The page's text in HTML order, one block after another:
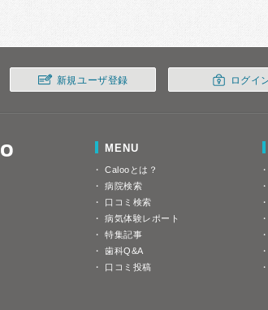
新規ユーザ登録 ログイ
MENU
Calooとは？
病院検索
口コミ検索
病気体験レポート
特集記事
歯科Q&A
口コミ投稿